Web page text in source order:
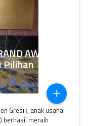
AWARDS
Pilihan
add
Gresik, anak usaha
berhasil meraih